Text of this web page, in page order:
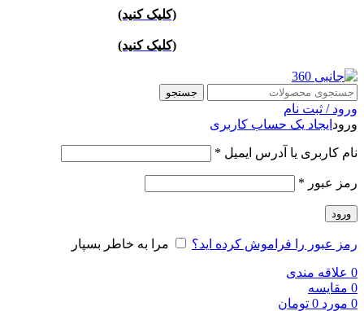
(کليک کنيد)
(کليک کنيد)
جستجو
ورود / ثبت نام
ورود ایجاد یک حساب کاربری
نام کاربری یا آدرس ایمیل *
رمز عبور *
ورود
رمز عبور را فراموش کرده اید؟ مرا به خاطر بسپار
0 علاقه مندی
0 مقايسه
0 مورد 0 تومان